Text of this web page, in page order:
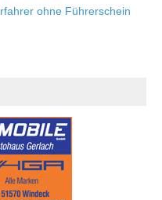
ohne Führerschein